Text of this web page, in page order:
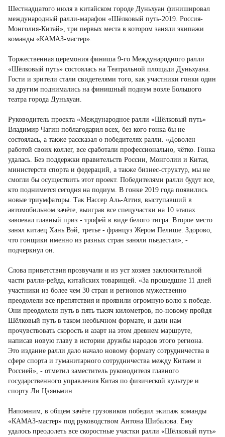
Шестнадцатого июля в китайском городе Дуньхуан финишировал
международный ралли-марафон «Шёлковый путь-2019. Россия-
Монголия-Китай», три первых места в котором заняли экипажи
команды «КАМАЗ-мастер».
Торжественная церемония финиша 9-го Международного ралли
«Шёлковый путь» состоялась на Театральной площади Дуньхуана.
Гости и зрители стали свидетелями того, как участники гонки один
за другим поднимались на финишный подиум возле Большого
театра города Дуньхуан.
Руководитель проекта «Международное ралли «Шёлковый путь»
Владимир Чагин поблагодарил всех, без кого гонка бы не
состоялась, а также рассказал о победителях ралли. «Доволен
работой своих коллег, все сработали профессионально, чётко. Гонка
удалась. Без поддержки правительств России, Монголии и Китая,
министерств спорта и федераций, а также бизнес-структур, мы не
смогли бы осуществить этот проект. Победителями ралли будут все,
кто поднимется сегодня на подиум. В гонке 2019 года появились
новые триумфаторы. Так Нассер Аль-Аттия, выступавший в
автомобильном зачёте, выиграв все спецучастки на 10 этапах
завоевал главный приз - трофей в виде белого тигра. Второе место
занял китаец Хань Вэй, третье - француз Жером Пелише. Здорово,
что гонщики именно из разных стран заняли пьедестал», -
подчеркнул он.
Слова приветствия прозвучали и из уст хозяев заключительной
части ралли-рейда, китайских товарищей. «За прошедшие 11 дней
участники из более чем 30 стран и регионов мужественно
преодолели все препятствия и проявили огромную волю к победе.
Они преодолели путь в пять тысяч километров, по-новому пройдя
Шёлковый путь в таком необычном формате, и дали нам
прочувствовать скорость и азарт на этом древнем маршруте,
написав новую главу в истории дружбы народов этого региона.
Это издание ралли дало начало новому формату сотрудничества в
сфере спорта и гуманитарного сотрудничества между Китаем и
Россией», - отметил заместитель руководителя главного
государственного управления Китая по физической культуре и
спорту Ли Цзяньмин.
Напомним, в общем зачёте грузовиков победил экипаж команды
«КАМАЗ-мастер» под руководством Антона Шибалова. Ему
удалось преодолеть все скоростные участки ралли «Шёлковый путь»